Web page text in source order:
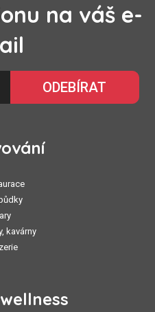
na váš e-
ODEBÍRAT
kavárny